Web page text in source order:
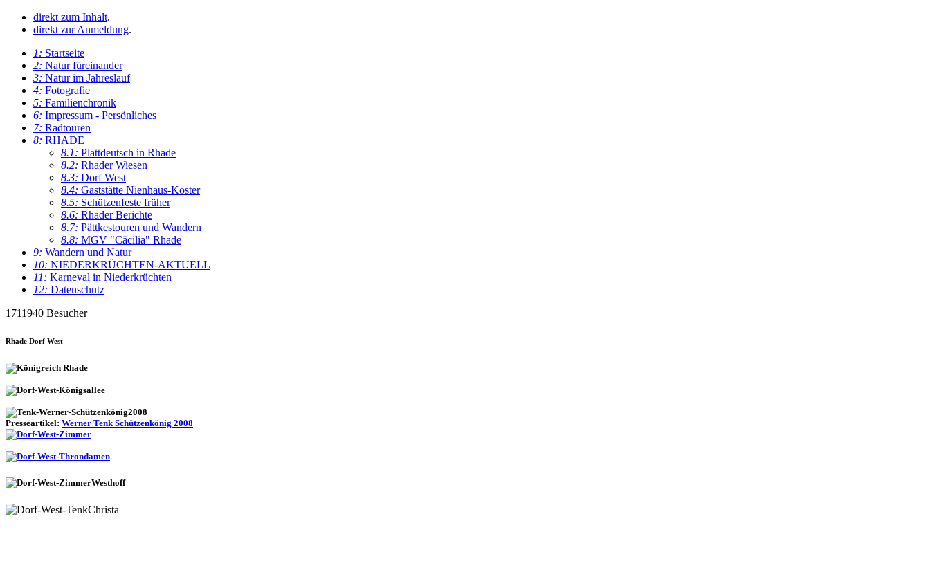
direkt zum Inhalt.
direkt zur Anmeldung.
1: Startseite
2: Natur füreinander
3: Natur im Jahreslauf
4: Fotografie
5: Familienchronik
6: Impressum - Persönliches
7: Radtouren
8: RHADE
8.1: Plattdeutsch in Rhade
8.2: Rhader Wiesen
8.3: Dorf West
8.4: Gaststätte Nienhaus-Köster
8.5: Schützenfeste früher
8.6: Rhader Berichte
8.7: Pättkestouren und Wandern
8.8: MGV "Cäcilia" Rhade
9: Wandern und Natur
10: NIEDERKRÜCHTEN-AKTUELL
11: Karneval in Niederkrüchten
12: Datenschutz
1711940 Besucher
Rhade Dorf West
Presseartikel: Werner Tenk Schützenkönig 2008